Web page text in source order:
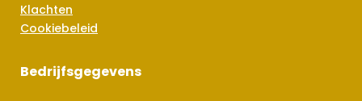
Klachten
Cookiebeleid
Bedrijfsgegevens